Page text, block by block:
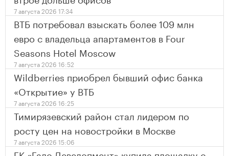
7 августа 2026 17:34
ВТБ потребовал взыскать более 109 млн
евро с владельца апартаментов в Four
Seasons Hotel Moscow
7 августа 2026 16:52
Wildberries приобрел бывший офис банка
«Открытие» у ВТБ
7 августа 2026 16:25
Тимирязевский район стал лидером по
росту цен на новостройки в Москве
7 августа 2026 15:06